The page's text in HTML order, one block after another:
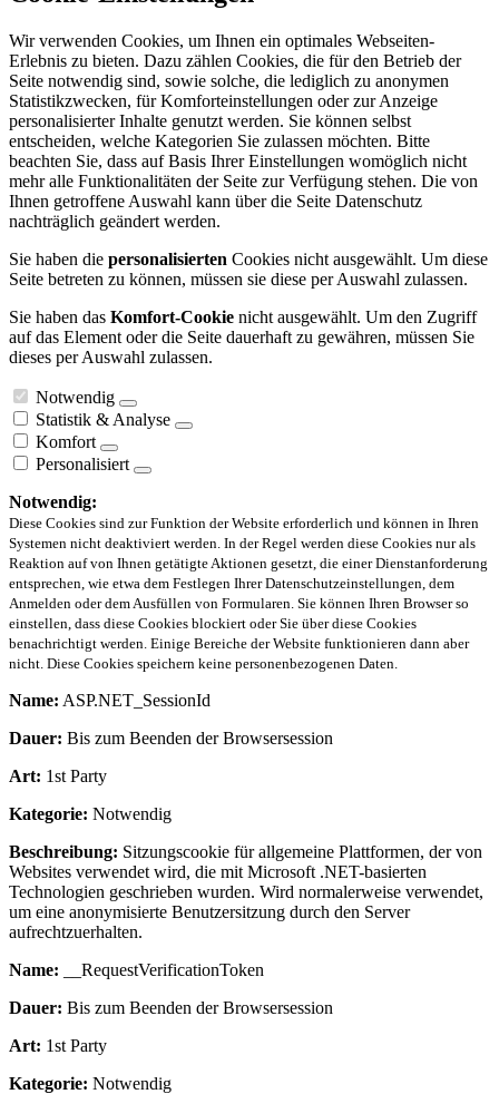
Wir verwenden Cookies, um Ihnen ein optimales Webseiten-
Erlebnis zu bieten. Dazu zählen Cookies, die für den Betrieb der
Seite notwendig sind, sowie solche, die lediglich zu anonymen
Statistikzwecken, für Komforteinstellungen oder zur Anzeige
personalisierter Inhalte genutzt werden. Sie können selbst
entscheiden, welche Kategorien Sie zulassen möchten. Bitte
beachten Sie, dass auf Basis Ihrer Einstellungen womöglich nicht
mehr alle Funktionalitäten der Seite zur Verfügung stehen. Die von
Ihnen getroffene Auswahl kann über die Seite Datenschutz
nachträglich geändert werden.
Sie haben die personalisierten Cookies nicht ausgewählt. Um diese
Seite betreten zu können, müssen sie diese per Auswahl zulassen.
Sie haben das Komfort-Cookie nicht ausgewählt. Um den Zugriff
auf das Element oder die Seite dauerhaft zu gewähren, müssen Sie
dieses per Auswahl zulassen.
Notwendig
Statistik & Analyse
Komfort
Personalisiert
Notwendig:
Diese Cookies sind zur Funktion der Website erforderlich und können in Ihren
Systemen nicht deaktiviert werden. In der Regel werden diese Cookies nur als
Reaktion auf von Ihnen getätigte Aktionen gesetzt, die einer Dienstanforderung
entsprechen, wie etwa dem Festlegen Ihrer Datenschutzeinstellungen, dem
Anmelden oder dem Ausfüllen von Formularen. Sie können Ihren Browser so
einstellen, dass diese Cookies blockiert oder Sie über diese Cookies
benachrichtigt werden. Einige Bereiche der Website funktionieren dann aber
nicht. Diese Cookies speichern keine personenbezogenen Daten.
Name: ASP.NET_SessionId
Dauer: Bis zum Beenden der Browsersession
Art: 1st Party
Kategorie: Notwendig
Beschreibung: Sitzungscookie für allgemeine Plattformen, der von
Websites verwendet wird, die mit Microsoft .NET-basierten
Technologien geschrieben wurden. Wird normalerweise verwendet,
um eine anonymisierte Benutzersitzung durch den Server
aufrechtzuerhalten.
Name: __RequestVerificationToken
Dauer: Bis zum Beenden der Browsersession
Art: 1st Party
Kategorie: Notwendig